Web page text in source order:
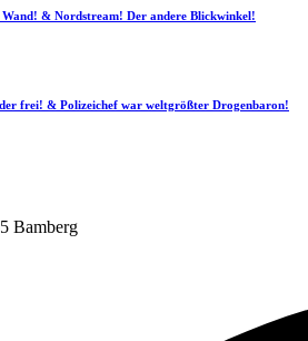
& Nordstream! Der andere Blickwinkel!
frei! & Polizeichef war weltgrößter Drogenbaron!
Bamberg